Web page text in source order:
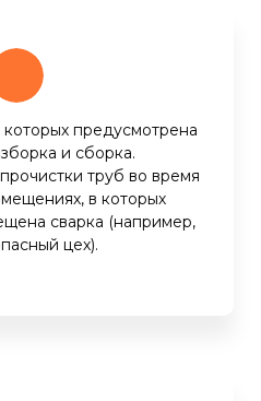
предусмотрена
и сборка.
труб во время
в которых
сварка (например,
цех).